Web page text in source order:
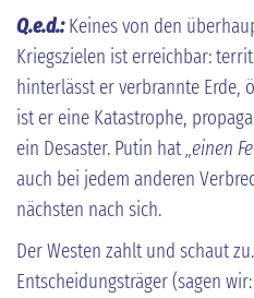
Q.e.d.:Keines von den
Kriegszielen ist erreichbar:
hinterlässt er verbrannte Erde,
ist er eine Katastrophe,
ein Desaster. Putin hat„einen
auch bei jedem anderen
nächsten nach sich.
Der Westen zahlt und schaut
Entscheidungsträger (sagen